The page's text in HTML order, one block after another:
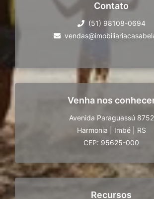
Contato
(51) 98108-0694
Venha nos
Avenida Paraguassú 8752
Harmonia
Imbé
RS
CEP: 95625-000
Recursos